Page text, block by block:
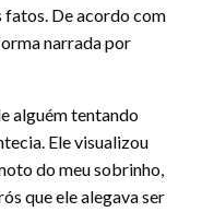
fatos. De acordo com
narrada por
alguém tentando
Ele visualizou
do meu sobrinho,
que ele alegava ser